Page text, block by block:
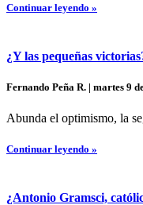
Continuar leyendo »
¿Y las pequeñas
Fernando Peña R. | martes 9
Abunda el optimismo, la
Continuar leyendo »
¿Antonio Gramsci,